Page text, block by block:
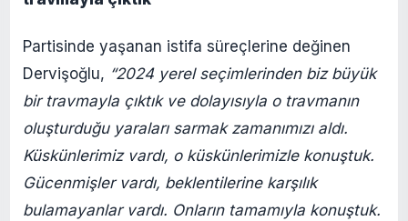
Partisinde yaşanan istifa süreçlerine değinen
Dervişoğlu, “2024 yerel seçimlerinden biz büyük
bir travmayla çıktık ve dolayısıyla o travmanın
oluşturduğu yaraları sarmak zamanımızı aldı.
Küskünlerimiz vardı, o küskünlerimizle konuştuk.
Gücenmişler vardı, beklentilerine karşılık
bulamayanlar vardı. Onların tamamıyla konuştuk.